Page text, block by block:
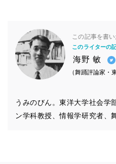
この記事を書い
このライターの
海野 敏
（舞踊評論家・
うみのびん。東洋大学社会学
ン学科教授、情報学研究者、